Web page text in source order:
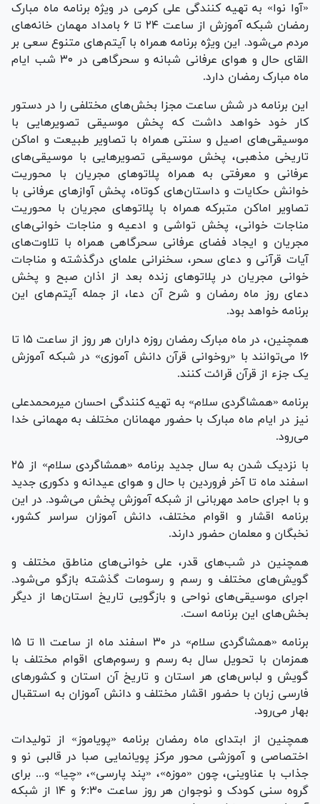
«آوا نوا» به تهیه کنندگی علی کرمی در ویژه برنامه ماه مبارک
رمضان شبکه آموزش از ساعت ۲۴ تا ۶ بامداد مهمان خانه‌های
مردم می‌شود. این ویژه برنامه همراه با آیتم‌های متنوع سعی بر
القای حال و هوای عرفانی شبانه و سحرگاهی در ۳۰ شب ایام
ماه مبارک رمضان دارد.
این برنامه در شش ساعت مجزا بخش‌های مختلفی را در دستور
کار خود خواهد داشت که پخش موسیقی تصویر‌هایی با
موسیقی‌های اصیل و سنتی همراه با تصاویر طبیعت و اماکن
تاریخی مذهبی، پخش موسیقی تصویر‌هایی با موسیقی‌های
عرفانی و معرفتی به همراه پلاتو‌های مجریان با محوریت
خوانش حکایات و داستان‌های کوتاه، پخش آواز‌های عرفانی با
تصاویر اماکن متبرکه همراه با پلاتو‌های مجریان با محوریت
مناجات خوانی، پخش تواشی و ادعیه و مناجات خوانی‌های
مجریان و ایجاد فضای عرفانی سحرگاهی همراه با تلاوت‌های
آیات قرآنی و دعای سحر، سخنرانی علمای درگذشته و مناجات
خوانی مجریان در پلاتو‌های زنده بعد از اذان صبح و پخش
دعای روز ماه رمضان و شرح آن دعا، از جمله آیتم‌های این
برنامه خواهد بود.
همچنین، در ماه مبارک رمضان روزه داران هر روز از ساعت ۱۵ تا
۱۶ می‌توانند با «روخوانی قرآن دانش آموزی» در شبکه آموزش
یک جزء از قرآن قرائت کنند.
برنامه «همشاگردی سلام» به تهیه کنندگی احسان میرمحمدعلی
نیز در ایام ماه مبارک با حضور مهمانان مختلف به مهمانی خدا
می‌رود.
با نزدیک شدن به سال جدید برنامه «همشاگردی سلام» از ۲۵
اسفند ماه تا آخر فروردین با حال و هوای عیدانه و دکوری جدید
و با اجرای حامد مهربانی از شبکه آموزش پخش می‌شود. در این
برنامه اقشار و اقوام مختلف، دانش آموزان سراسر کشور،
نخبگان و معلمان حضور دارند.
همچنین در شب‌های قدر، علی خوانی‌های مناطق مختلف و
گویش‌های مختلف و رسم و رسومات گذشته بازگو می‌شود.
اجرای موسیقی‌های نواحی و بازگویی تاریخ استان‌ها از دیگر
بخش‌های این برنامه است.
برنامه «همشاگردی سلام» در ۳۰ اسفند ماه از ساعت ۱۱ تا ۱۵
همزمان با تحویل سال به رسم و رسوم‌های اقوام مختلف با
گویش و لباس‌های هر استان و تاریخ آن استان و کشور‌های
فارسی زبان با حضور اقشار مختلف و دانش آموزان به استقبال
بهار می‌رود.
همچنین از ابتدای ماه رمضان برنامه «پویاموز» از تولیدات
اختصاصی و آموزشی محور مرکز پویانمایی صبا در قالبی نو و
جذاب با عناوینی، چون «موزه»، «پند پارسی»، «چیا» و... برای
گروه سنی کودک و نوجوان هر روز ساعت ۶:۳۰ و ۱۴ از شبکه